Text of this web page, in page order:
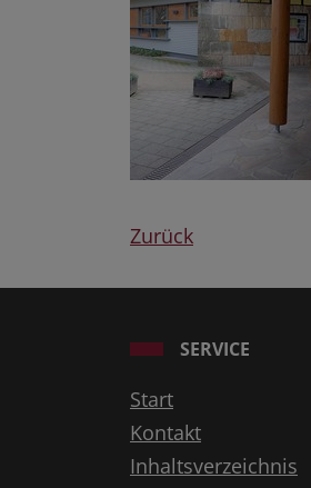
Zurück
SERVICE
Start
Kontakt
Inhaltsverzeichnis